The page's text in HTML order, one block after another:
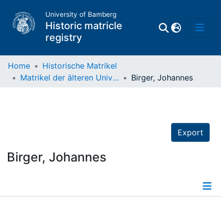
University of Bamberg
Historic matricle
registry
Home
Historische Matrikel
Matrikel der älteren Universität
Birger, Johannes
Export
Birger, Johannes